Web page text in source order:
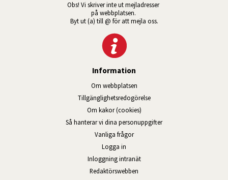
Obs! Vi skriver inte ut mejladresser
på webbplatsen.
Byt ut (a) till @ för att mejla oss.
Information
Om webbplatsen
Tillgänglig­hets­redo­görelse
Om kakor (cookies)
Så hanterar vi dina personuppgifter
Vanliga frågor
Logga in
Inloggning intranätÖppnas i nytt fönster.
Redaktörswebben